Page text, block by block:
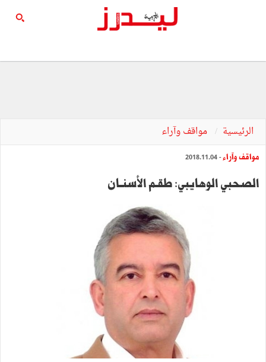
الرئيسية مواقف وآراء
مواقف وآراء- 2018.11.04
الصحبي الوهايبي: طقـم الأسنــان